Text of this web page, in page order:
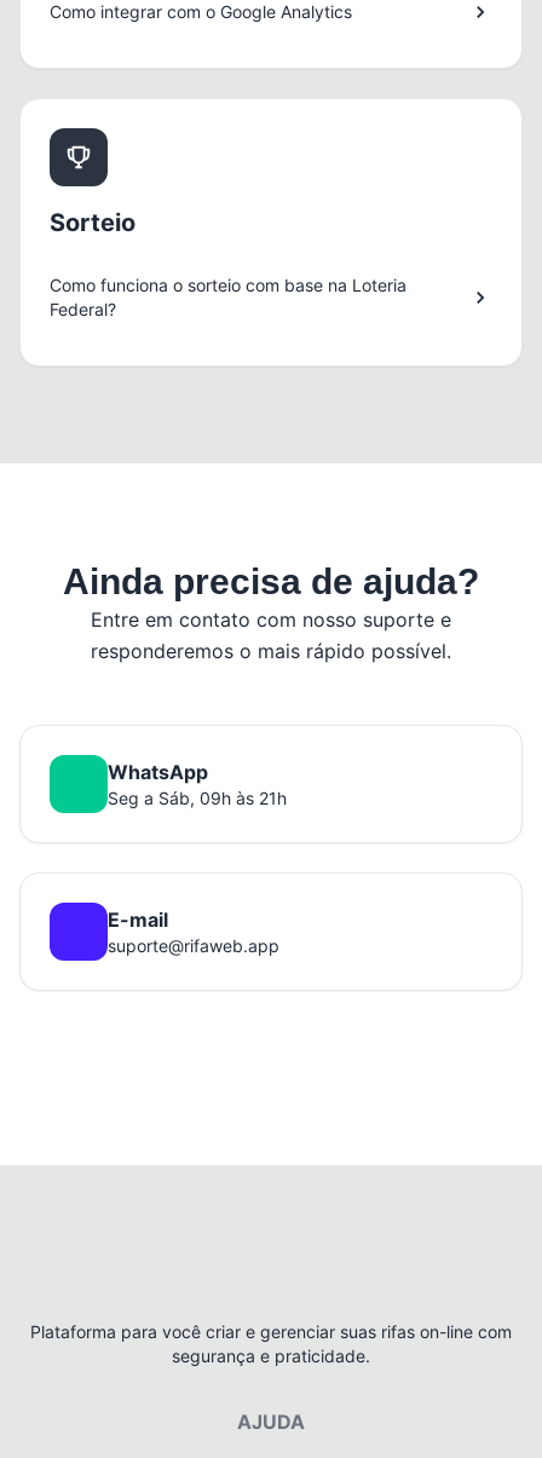
Como integrar com o Google Analytics
Sorteio
Como funciona o sorteio com base na Loteria
Federal?
Ainda precisa de ajuda?
Entre em contato com nosso suporte e
responderemos o mais rápido possível.
WhatsApp
Seg a Sáb, 09h às 21h
E-mail
suporte@rifaweb.app
Plataforma para você criar e gerenciar suas rifas on-line com
segurança e praticidade.
AJUDA